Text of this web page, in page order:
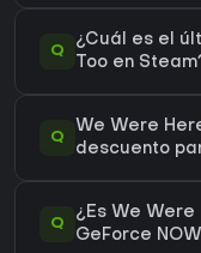
Q
¿Cuál es el
Too en
Q
We Were
descuento
Q
¿Es We
GeForce